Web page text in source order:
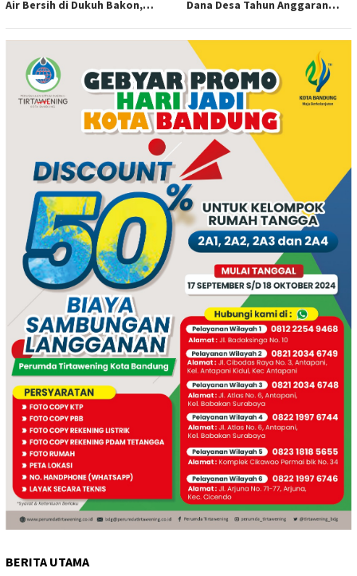
Air Bersih di Dukuh Bakon,
Dana Desa Tahun Anggaran
BERITA UTAMA